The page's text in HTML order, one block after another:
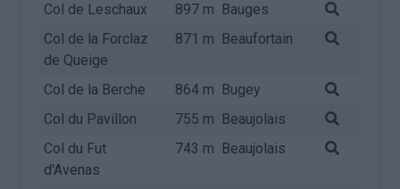
Col de Leschaux
897 m Bauges
Col de la Forclaz
de Queige
871 m Beaufortain
Col de la Berche 864 m Bugey
Col du Pavillon
755 m Beaujolais
Col du Fut
d'Avenas
743 m Beaujolais